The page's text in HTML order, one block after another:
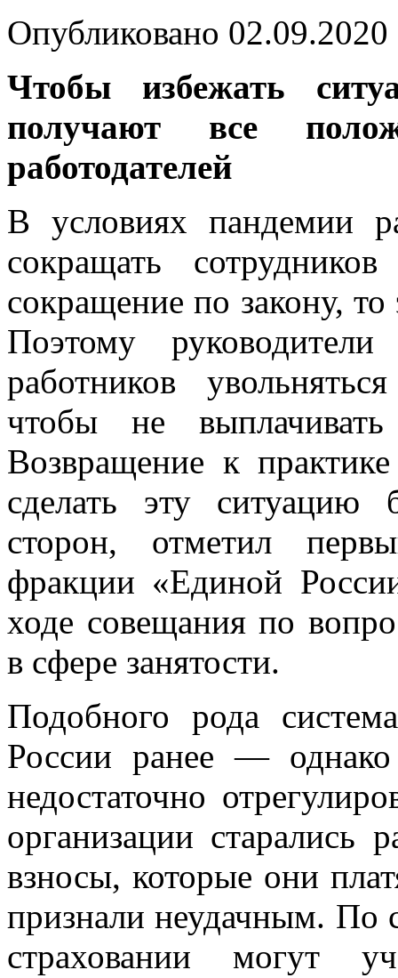
Опубликовано
Чтобы избежать
получают все
работодателей
В условиях пандемии
сокращать
сокращение по закону,
Поэтому
работников
чтобы не
Возвращение к
сделать эту ситуацию
сторон, отметил
фракции «Единой
ходе совещания по
в сфере занятости.
Подобного рода
России ранее — однако
недостаточно
организации старались
взносы, которые они
признали неудачным. По
страховании могут